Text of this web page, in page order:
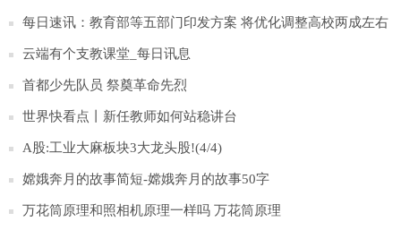
每日速讯：教育部等五部门印发方案 将优化调整高校两成左右
学科专业布点
云端有个支教课堂_每日讯息
首都少先队员 祭奠革命先烈
世界快看点丨新任教师如何站稳讲台
A股:工业大麻板块3大龙头股!(4/4)
嫦娥奔月的故事简短-嫦娥奔月的故事50字
万花筒原理和照相机原理一样吗 万花筒原理